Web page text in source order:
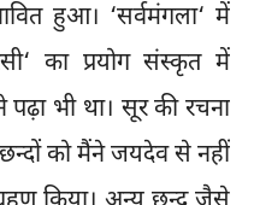
हुआ। ‘सर्वमंगला‘ में
का प्रयोग संस्कृत में
भी था। सूर की रचना
छन्दों को मैंने जयदेव से नहीं